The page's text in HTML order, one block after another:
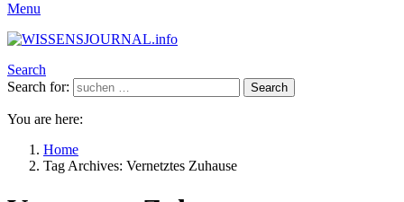
Menu
Search
Search for:
Search
You are here:
Home
Tag Archives: Vernetztes Zuhause